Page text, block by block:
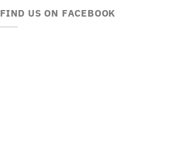
FIND US ON FACEBOOK